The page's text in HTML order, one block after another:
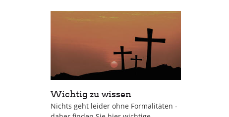
Wichtig zu wissen
Nichts geht leider ohne Formalitäten -